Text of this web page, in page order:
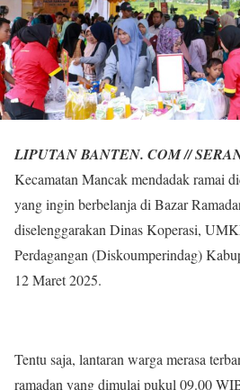
LIPUTAN BANTEN. COM //
Kecamatan Mancak mendadak ramai
yang ingin berbelanja di Bazar
diselenggarakan Dinas Koperasi,
Perdagangan (Diskoumperindag)
12 Maret 2025.
Tentu saja, lantaran warga merasa
ramadan yang dimulai pukul 09.00